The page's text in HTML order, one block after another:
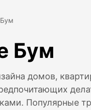
Бум
домов,
Популярные